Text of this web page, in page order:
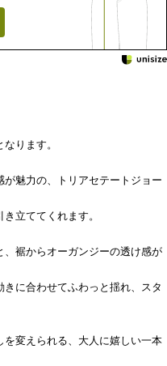
ります。
魅力の、トリアセテートジョー
立ててくれます。
裾からオーガンジーの透け感が
に合わせてふわっと揺れ、スタ
変えられる、大人に嬉しい一本